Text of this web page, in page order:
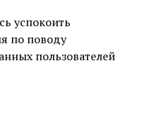
успокоить
по поводу
пользователей